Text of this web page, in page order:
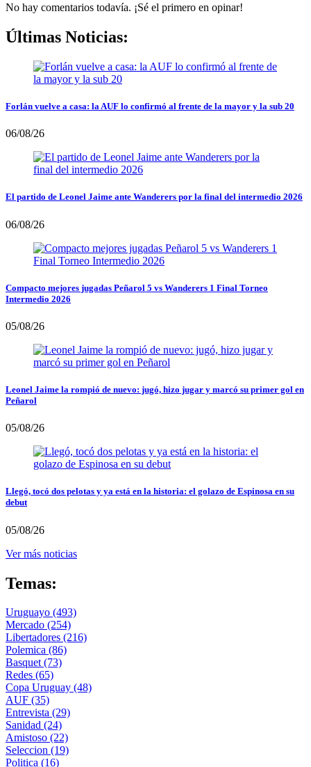
No hay comentarios todavía. ¡Sé el primero en opinar!
Últimas Noticias:
Forlán vuelve a casa: la AUF lo confirmó al frente de la mayor y la sub 20
06/08/26
El partido de Leonel Jaime ante Wanderers por la final del intermedio 2026
06/08/26
Compacto mejores jugadas Peñarol 5 vs Wanderers 1 Final Torneo
Intermedio 2026
05/08/26
Leonel Jaime la rompió de nuevo: jugó, hizo jugar y marcó su primer gol en
Peñarol
05/08/26
Llegó, tocó dos pelotas y ya está en la historia: el golazo de Espinosa en su
debut
05/08/26
Ver más noticias
Temas:
Uruguayo (493)
Mercado (254)
Libertadores (216)
Polemica (86)
Basquet(73)
Redes (65)
Copa Uruguay (48)
AUF (35)
Entrevista (29)
Sanidad (24)
Amistoso (22)
Seleccion (19)
Politica (16)